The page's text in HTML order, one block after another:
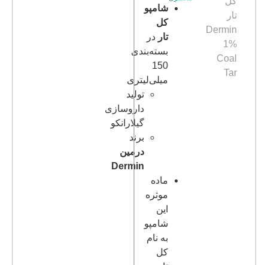
شامپو
کل
تار در
بسته‌بندی
150
میلی‌لیتری
تولید
داروسازی
گیلارانکو
برند
درمین
Dermin
ماده
موثره
این
شامپو
به نام
کل